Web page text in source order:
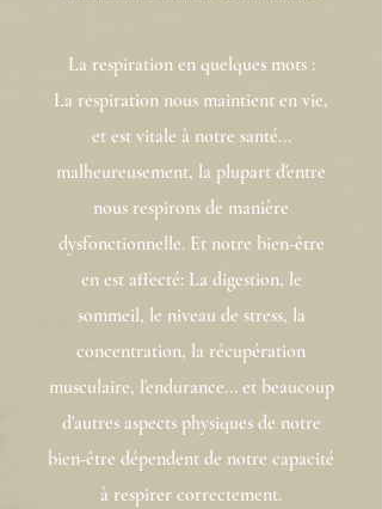
La respiration en quelques mots :
La respiration nous maintient en vie,
et est vitale à notre santé...
malheureusement, la plupart d'entre
nous respirons de manière
dysfonctionnelle. Et notre bien-être
en est affecté: La digestion, le
sommeil, le niveau de stress, la
concentration, la récupération
musculaire, l'endurance... et beaucoup
d'autres aspects physiques de notre
bien-être dépendent de notre capacité
à respirer correctement.